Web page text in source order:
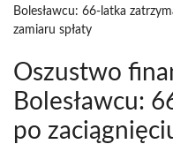
Bolesławcu: 66-latka
zamiaru spłaty
Oszustwo
Bolesławcu:
po